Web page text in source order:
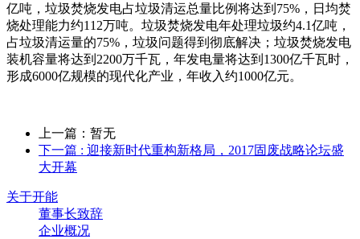
亿吨，垃圾焚烧发电占垃圾清运总量比例将达到75%，日均焚
烧处理能力约112万吨。垃圾焚烧发电年处理垃圾约4.1亿吨，
占垃圾清运量的75%，垃圾问题得到彻底解决；垃圾焚烧发电
装机容量将达到2200万千瓦，年发电量将达到1300亿千瓦时，
形成6000亿规模的现代化产业，年收入约1000亿元。
上一篇：暂无
下一篇 : 迎接新时代重构新格局，2017固废战略论坛盛
大开幕
关于开能
董事长致辞
企业概况